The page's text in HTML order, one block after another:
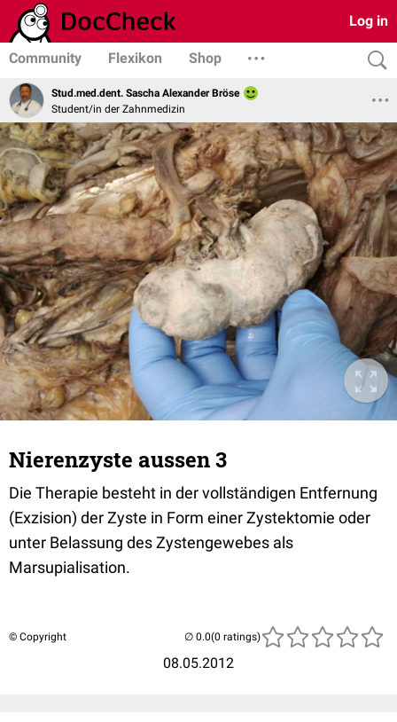
Log in
Community Flexikon Shop
Stud.med.dent. Sascha Alexander Bröse
Student/in der Zahnmedizin
Nierenzyste aussen 3
Die Therapie besteht in der vollständigen Entfernung
(Exzision) der Zyste in Form einer Zystektomie oder
unter Belassung des Zystengewebes als
Marsupialisation.
© Copyright
08.05.2012
(0 ratings)